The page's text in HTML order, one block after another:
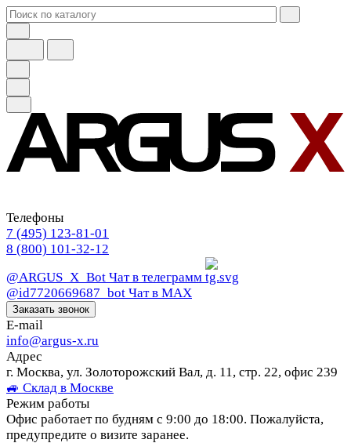
Телефоны
7 (495) 123-81-01
8 (800) 101-32-12
@ARGUS_X_Bot Чат в телеграмм
@id7720669687_bot Чат в МАХ
Заказать звонок
E-mail
info@argus-x.ru
Адрес
г. Москва, ул. Золоторожский Вал, д. 11, стр. 22, офис 239
🚙 Склад в Москве
Режим работы
Офис работает по будням с 9:00 до 18:00. Пожалуйста,
предупредите о визите заранее.